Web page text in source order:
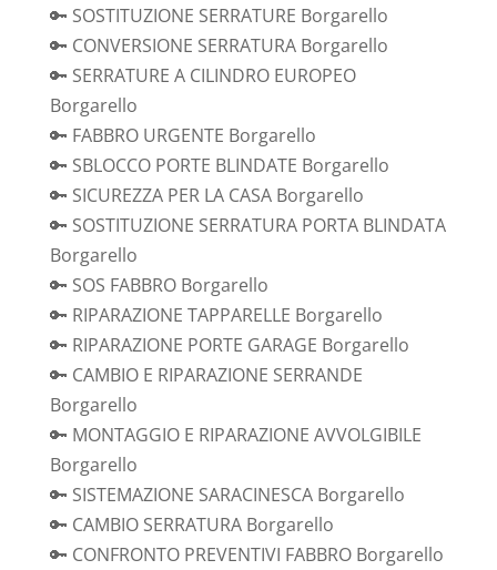
🔑 SOSTITUZIONE SERRATURE Borgarello
🔑 CONVERSIONE SERRATURA Borgarello
🔑 SERRATURE A CILINDRO EUROPEO
Borgarello
🔑 FABBRO URGENTE Borgarello
🔑 SBLOCCO PORTE BLINDATE Borgarello
🔑 SICUREZZA PER LA CASA Borgarello
🔑 SOSTITUZIONE SERRATURA PORTA BLINDATA
Borgarello
🔑 SOS FABBRO Borgarello
🔑 RIPARAZIONE TAPPARELLE Borgarello
🔑 RIPARAZIONE PORTE GARAGE Borgarello
🔑 CAMBIO E RIPARAZIONE SERRANDE
Borgarello
🔑 MONTAGGIO E RIPARAZIONE AVVOLGIBILE
Borgarello
🔑 SISTEMAZIONE SARACINESCA Borgarello
🔑 CAMBIO SERRATURA Borgarello
🔑 CONFRONTO PREVENTIVI FABBRO Borgarello